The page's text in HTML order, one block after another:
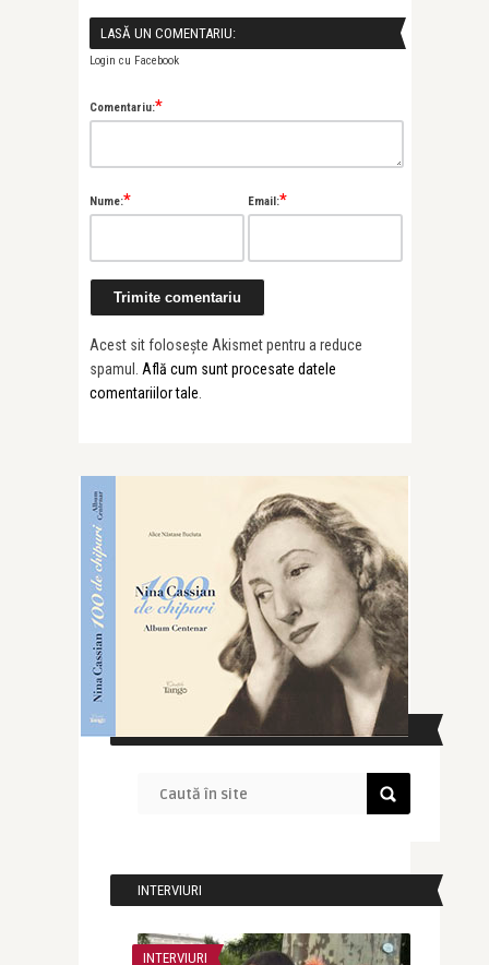
LASĂ UN COMENTARIU:
Login cu Facebook
Comentariu:*
Nume:* Email:*
Acest sit folosește Akismet pentru a reduce
spamul. Află cum sunt procesate datele
comentariilor tale
CAUTĂ ÎN SITE
INTERVIURI
INTERVIURI